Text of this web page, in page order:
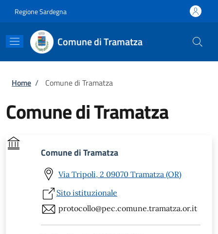
Regione Sardegna
Comune di Tramatza
Briciole di pane
Home / Comune di Tramatza
Comune di Tramatza
Comune di Tramatza
Via Tripoli, 2 09070 Tramatza (OR)
Sito istituzionale
protocollo@pec.comune.tramatza.or.it